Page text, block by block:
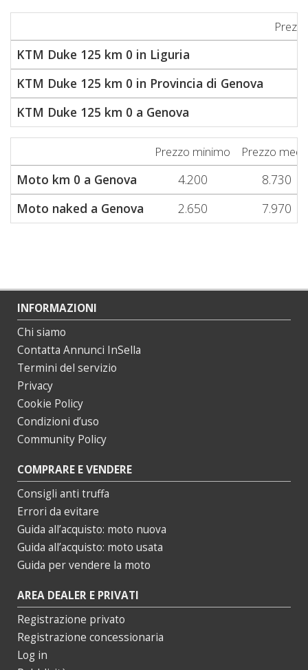
KTM Duke 125 km 0 in Liguria
KTM Duke 125 km 0 in Provincia di Genova
KTM Duke 125 km 0 a Genova
Prezzo minimo Prezzo
Moto km 0 a Genova 4.200
8.730
Moto naked a Genova
2.650 7.970
INFORMAZIONI
Chi siamo
Contatta Annunci InSella
Termini del servizio
Privacy
Cookie Policy
Condizioni d’uso
Community Policy
COMPRARE E VENDERE
Consigli anti truffa
Errori da evitare
Guida all’acquisto: moto nuova
Guida all’acquisto: moto usata
Guida per vendere la moto
AREA DEALER E PRIVATI
Registrazione privato
Registrazione concessionaria
Log in